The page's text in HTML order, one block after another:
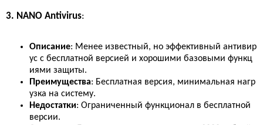
3. NANO Antivirus:
Описание: Менее известный, но эффективный антивир
ус с бесплатной версией и хорошими базовыми функц
иями защиты.
Преимущества: Бесплатная версия, минимальная нагр
узка на систему.
Недостатки: Ограниченный функционал в бесплатной
версии.